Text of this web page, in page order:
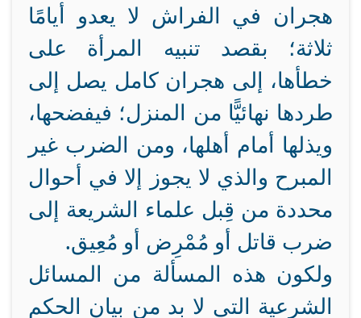
هجران في الفراش لا يعدو أيامًا
ثلاثة؛ بقصد تنبيه المرأة على
خطأها، إلى هجران كامل يصل إلى
طردها نهائيًّا من المنزل؛ فيفضحها،
ويذلها أمام أهلها، ومن الضرب غير
المبرح والذي لا يجوز إلا في أحوال
محددة من قِبل علماء الشريعة إلى
ضرب قاتل أو مُمْرِض أو مُعِيق.
ولكون هذه المسألة من المسائل
الشرعية التي لا بد من بيان الحكم